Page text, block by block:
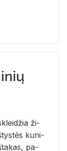
ži­
ku­ni­
pa­